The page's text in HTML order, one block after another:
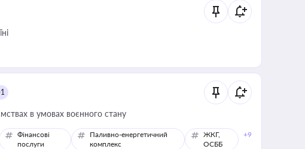
в умовах воєнного стану
Фінансові
послуги
Паливно-енергетичний
комплекс
ЖКГ,
ОСББ
+9